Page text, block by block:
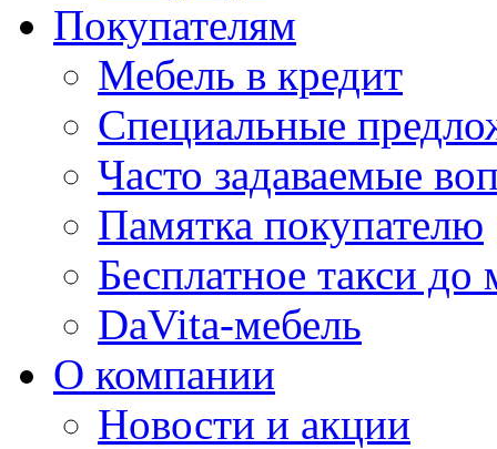
Покупателям
Мебель в кредит
Специальные
Часто задаваемые
Памятка покупателю
Бесплатное такси до
DaVita-мебель
О компании
Новости и акции